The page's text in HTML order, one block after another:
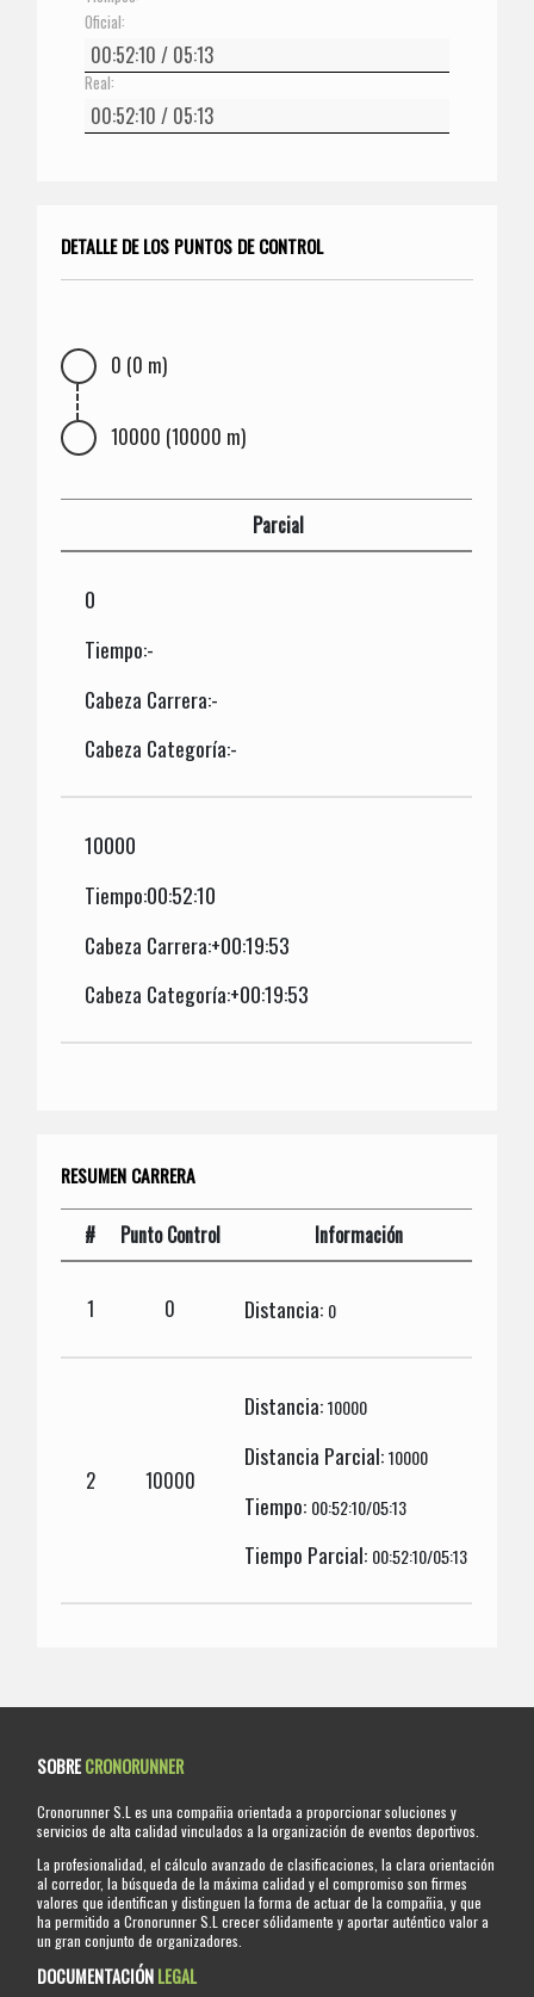
Oficial:
Real:
DETALLE DE LOS PUNTOS DE CONTROL
0 (0 m)
10000 (10000 m)
Parcial
0
Tiempo:-
Cabeza Carrera:-
Cabeza Categoría:-
10000
Tiempo:00:52:10
Cabeza Carrera:+00:19:53
Cabeza Categoría:+00:19:53
RESUMEN CARRERA
# Punto Control Información
1 0 Distancia: 0
2 10000
Distancia:10000
Distancia Parcial:10000
Tiempo: 00:52:10/05:13
Tiempo Parcial: 00:52:10/05:13
SOBRECRONORUNNER
Cronorunner S.L es una compañia orientada a proporcionar soluciones y
servicios de alta calidad vinculados a la organización de eventos deportivos.
La profesionalidad, el cálculo avanzado de clasificaciones, la clara orientación
al corredor, la búsqueda de la máxima calidad y el compromiso son firmes
valores que identifican y distinguen la forma de actuar de la compañia, y que
ha permitido a Cronorunner S.L crecer sólidamente y aportar auténtico valor a
un gran conjunto de organizadores.
DOCUMENTACIÓNLEGAL